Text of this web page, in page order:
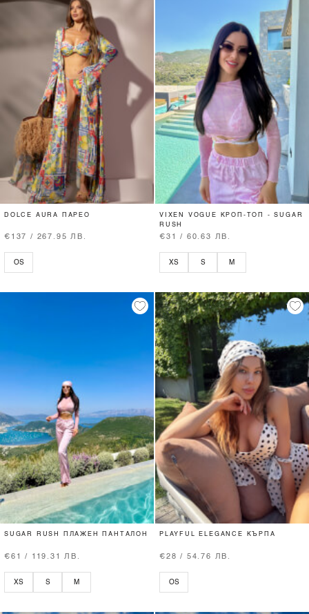
DOLCE AURA ПАРЕО
€137 / 267.95 ЛВ.
OS
VIXEN VOGUE КРОП-ТОП - SUGAR
RUSH
€31 / 60.63 ЛВ.
XS S M
SUGAR RUSH ПЛАЖЕН ПАНТАЛОН
€61 / 119.31 ЛВ.
XS S M
PLAYFUL ELEGANCE КЪРПА
€28 / 54.76 ЛВ.
OS